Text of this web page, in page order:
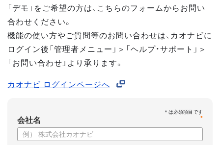
「デモ」をご希望の方は、こちらのフォームからお問い
合わせください。
機能の使い方やご質問等のお問い合わせは、カオナビに
ログイン後「管理者メニュー」＞「ヘルプ・サポート」＞
「お問い合わせ」より承ります。
カオナビ ログインページへ
*
会社名